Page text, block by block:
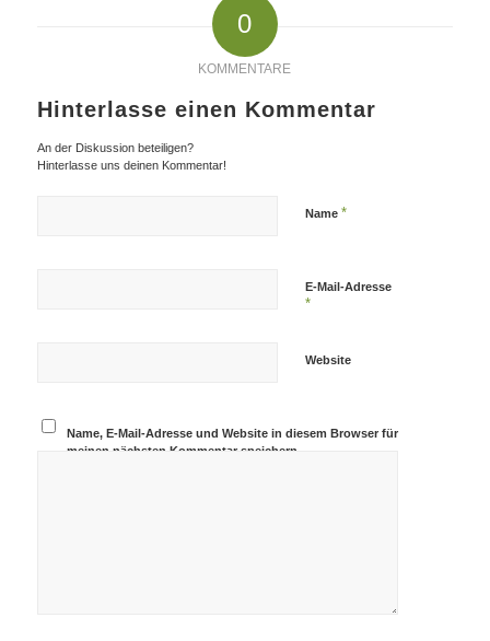
0
KOMMENTARE
Hinterlasse einen Kommentar
An der Diskussion beteiligen?
Hinterlasse uns deinen Kommentar!
Name *
E-Mail-Adresse
*
Website
Name, E-Mail-Adresse und Website in diesem Browser für
meinen nächsten Kommentar speichern.